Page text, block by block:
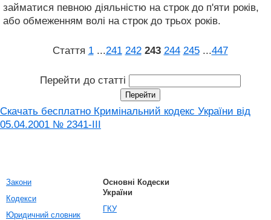
займатися певною діяльністю на строк до п'яти років,
або обмеженням волі на строк до трьох років.
Стаття 1 ...241 242 243 244 245 ...447
Перейти до статті
Скачать бесплатно Кримінальний кодекс України від
05.04.2001 № 2341-III
Закони
Кодекси
Юридичний словник
Основні Кодески
України
ГКУ